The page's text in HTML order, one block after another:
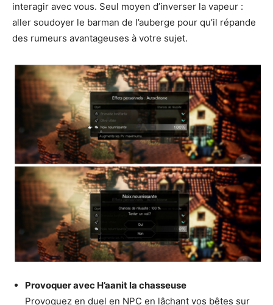
interagir avec vous. Seul moyen d’inverser la vapeur :
aller soudoyer le barman de l’auberge pour qu’il répande
des rumeurs avantageuses à votre sujet.
Provoquer avec H’aanit la chasseuse
Provoquez en duel en NPC en lâchant vos bêtes sur